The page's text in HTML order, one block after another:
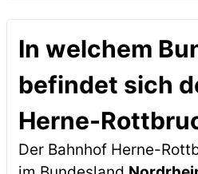
In welchem
befindet sich
Herne-
Der Bahnhof Herne-